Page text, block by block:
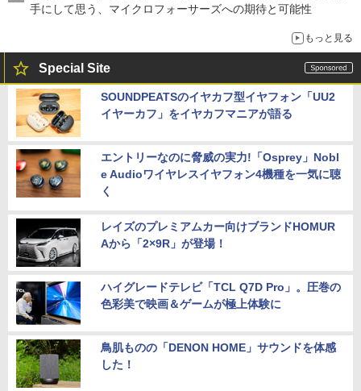
手にして思う、マイクロフォーサーズへの期待と可能性
もっと見る
Special Site
SOUNDPEATSのイヤカフ型イヤフォン「UU2
イヤーカフ」をイヤカフマニアが語る
エントリーなのに脅威の実力!「Osprey」Nobl
e Audioワイヤレスイヤフォン4機種を一気に聴
く
レイズのプレミアムカー向けブランドHOMUR
Aから「2×9R」が登場！
ハイグレードテレビ「TCL Q7D Pro」。圧巻の
色彩美で映画＆ゲームが極上体験に
鳥肌ものの「DENON HOME」サウンドを体感
した！